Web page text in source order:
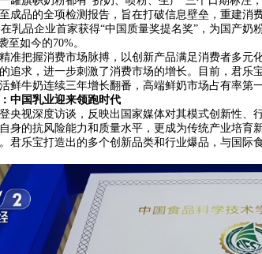
成品的全项检测报告，旨在打破信息壁垒，重建消
在乳品企业首家获得“中国质量奖提名奖”，为国产
至如今的70%。
准把握消费市场脉搏，以创新产品满足消费者多
追求，进一步刺激了消费市场的增长。目前，君乐
鲜牛奶连续三年增长翻番，高端鲜奶市场占有率第一
中国乳业迎来领跑时代
央视深度访谈，反映出国家媒体对其模式创新性、
身的抗风险能力和质量水平，更成为传统产业培育
君乐宝打造出的多个创新品类和行业爆品，与国际